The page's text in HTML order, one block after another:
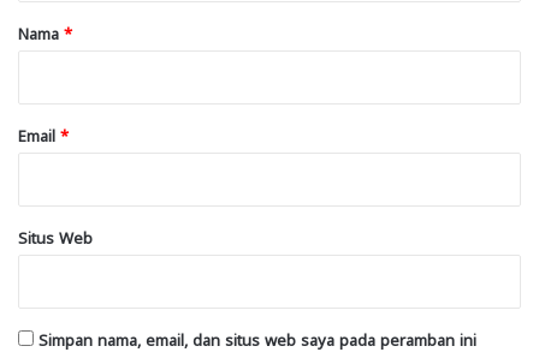
rNama *
Email *
Situs Web
Simpan nama, email, dan situs web saya pada peramban ini